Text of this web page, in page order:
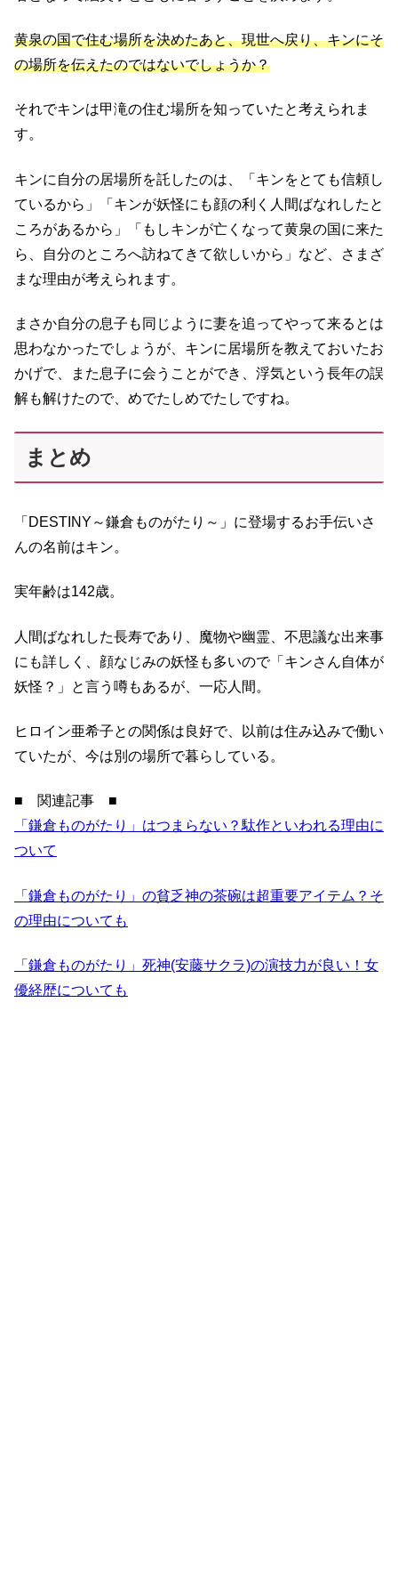
黄泉の国で住む場所を決めたあと、現世へ戻り、キンにそ
の場所を伝えたのではないでしょうか？
それでキンは甲滝の住む場所を知っていたと考えられま
す。
キンに自分の居場所を託したのは、「キンをとても信頼し
ているから」「キンが妖怪にも顔の利く人間ばなれしたと
ころがあるから」「もしキンが亡くなって黄泉の国に来た
ら、自分のところへ訪ねてきて欲しいから」など、さまざ
まな理由が考えられます。
まさか自分の息子も同じように妻を追ってやって来るとは
思わなかったでしょうが、キンに居場所を教えておいたお
かげで、また息子に会うことができ、浮気という長年の誤
解も解けたので、めでたしめでたしですね。
まとめ
「DESTINY～鎌倉ものがたり～」に登場するお手伝いさ
んの名前はキン。
実年齢は142歳。
人間ばなれした長寿であり、魔物や幽霊、不思議な出来事
にも詳しく、顔なじみの妖怪も多いので「キンさん自体が
妖怪？」と言う噂もあるが、一応人間。
ヒロイン亜希子との関係は良好で、以前は住み込みで働い
ていたが、今は別の場所で暮らしている。
■ 関連記事 ■
「鎌倉ものがたり」はつまらない？駄作といわれる理由に
ついて
「鎌倉ものがたり」の貧乏神の茶碗は超重要アイテム？そ
の理由についても
「鎌倉ものがたり」死神(安藤サクラ)の演技力が良い！女
優経歴についても